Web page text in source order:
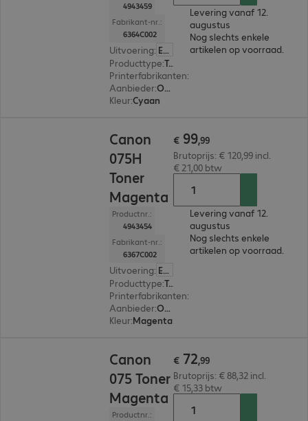
4943459
Fabrikant-nr.:
6364C002
Uitvoering: Europa
Producttype: Toner
Printerfabrikanten:
Aanbieder:
Origineel
Kleur:Cyaan
Levering vanaf 12.
augustus
Nog slechts enkele
artikelen op voorraad.
Canon
075H
Toner
Magenta
Productnr.:
4943454
Fabrikant-nr.:
6367C002
Uitvoering: Europa
Producttype: Toner
Printerfabrikanten:
Aanbieder:
Origineel
Kleur:Magenta
€ 99,99
Brutoprijs: € 120,99 incl.
€ 21,00 btw
Levering vanaf 12.
augustus
Nog slechts enkele
artikelen op voorraad.
Canon
075 Toner
Magenta
Productnr.:
€ 72,99
Brutoprijs: € 88,32 incl.
€ 15,33 btw